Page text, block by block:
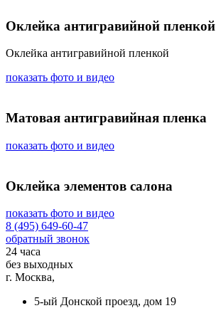
Оклейка антигравийной пленкой
Оклейка антигравийной пленкой
показать фото и видео
Матовая антигравийная пленка
показать фото и видео
Оклейка элементов салона
показать фото и видео
8 (495) 649-60-47
обратный звонок
24 часа
без выходных
г. Москва,
5-ый Донской проезд, дом 19